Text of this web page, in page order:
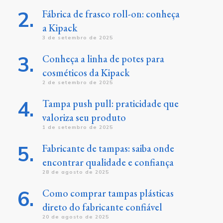
Fábrica de frasco roll-on: conheça
a Kipack
3 de setembro de 2025
Conheça a linha de potes para
cosméticos da Kipack
2 de setembro de 2025
Tampa push pull: praticidade que
valoriza seu produto
1 de setembro de 2025
Fabricante de tampas: saiba onde
encontrar qualidade e confiança
28 de agosto de 2025
Como comprar tampas plásticas
direto do fabricante confiável
20 de agosto de 2025